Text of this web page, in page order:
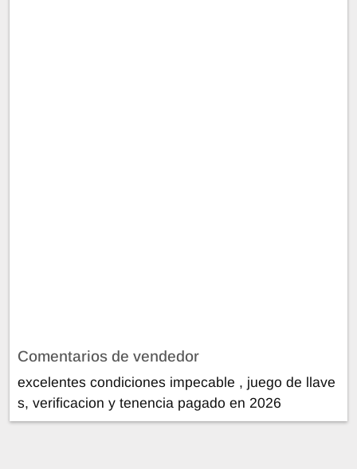
Comentarios de vendedor
excelentes condiciones impecable , juego de llave
s, verificacion y tenencia pagado en 2026